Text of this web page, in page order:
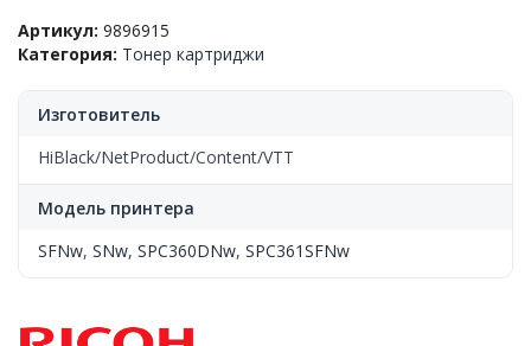
SPC360BK
для
Black,
HiBlack
Артикул: 9896915
Категория: Тонер картриджи
Изготовитель
HiBlack/NetProduct/Content/VTT
Модель принтера
SFNw, SNw, SPC360DNw, SPC361SFNw